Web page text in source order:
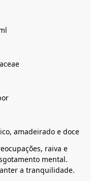
amadeirado e doce
raiva e
mental.
a tranquilidade.